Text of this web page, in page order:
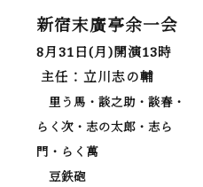
新宿末廣亭余一会
8月31日(月)開演13時
主任：立川志の輔
里う馬・談之助・談春・
らく次・志の太郎・志ら
門・らく萬
豆鉄砲